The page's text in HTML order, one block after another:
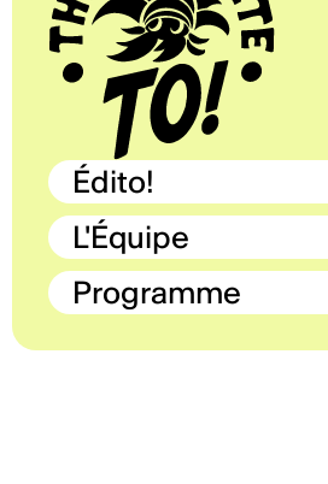
Édito!
L'Équipe
Programme